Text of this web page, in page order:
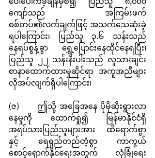
ကျော်သည် အကြမ်းဖက်
စစ်တပ်၏လက်ချက်ဖြင့် အသက်သေဆုံးခဲ့
ရပါကြောင်း၊ ပြည်သူ ၃.၆ သန်းသည်
နေရပ်စွန့်ခွာ ရွှေ့ပြောင်းနေထိုင်နေရပြီး၊
ပြည်သူ ၂၂ သန်းနီးပါးသည် လူသားချင်း
စာနာထောက်ထားမှုဆိုင်ရာ အကူအညီများ
လိုအပ်လျက်ရှိပါကြောင်း၊
(ဇ)      ဤသို့ အခြေအနေ ပိုမိုဆိုးရွားလာ
နေမှုကို ထောက်ရှု၍ မြန်မာနိုင်ငံရှိ
အရပ်သားပြည်သူများအား ထိရောက်စွာ
နှင့် ရေရှည်တည်တံ့စွာ ကာကွယ်
စောင့်ရှောက်နိုင်ရေးအတွက် လုံခြုံရေး